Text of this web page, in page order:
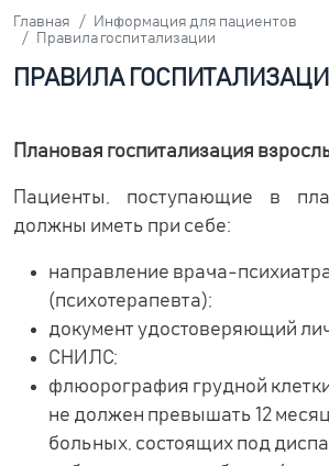
Главная
Информация для пациентов
Правила госпитализации
ПРАВИЛА
Плановая госпитализация
Пациенты, поступающие в
должны иметь при себе:
направление врача-
(психотерапевта);
документ удостоверяющий
СНИЛС;
флюорография грудной
не должен превышать 12
больных, состоящих под